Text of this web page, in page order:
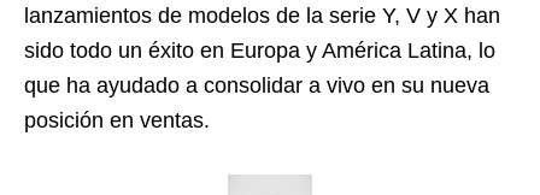
lanzamientos de modelos de la serie Y, V y X han
sido todo un éxito en Europa y América Latina, lo
que ha ayudado a consolidar a vivo en su nueva
posición en ventas.